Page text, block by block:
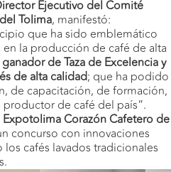
Ejecutivo del Comité
Tolima, manifestó:
que ha sido emblemático
la producción de café de alta
de Taza de Excelencia y
de alta calidad; que ha podido
de capacitación, de formación,
de café del país”.
Expotolima Corazón Cafetero de
concurso con innovaciones
cafés lavados tradicionales